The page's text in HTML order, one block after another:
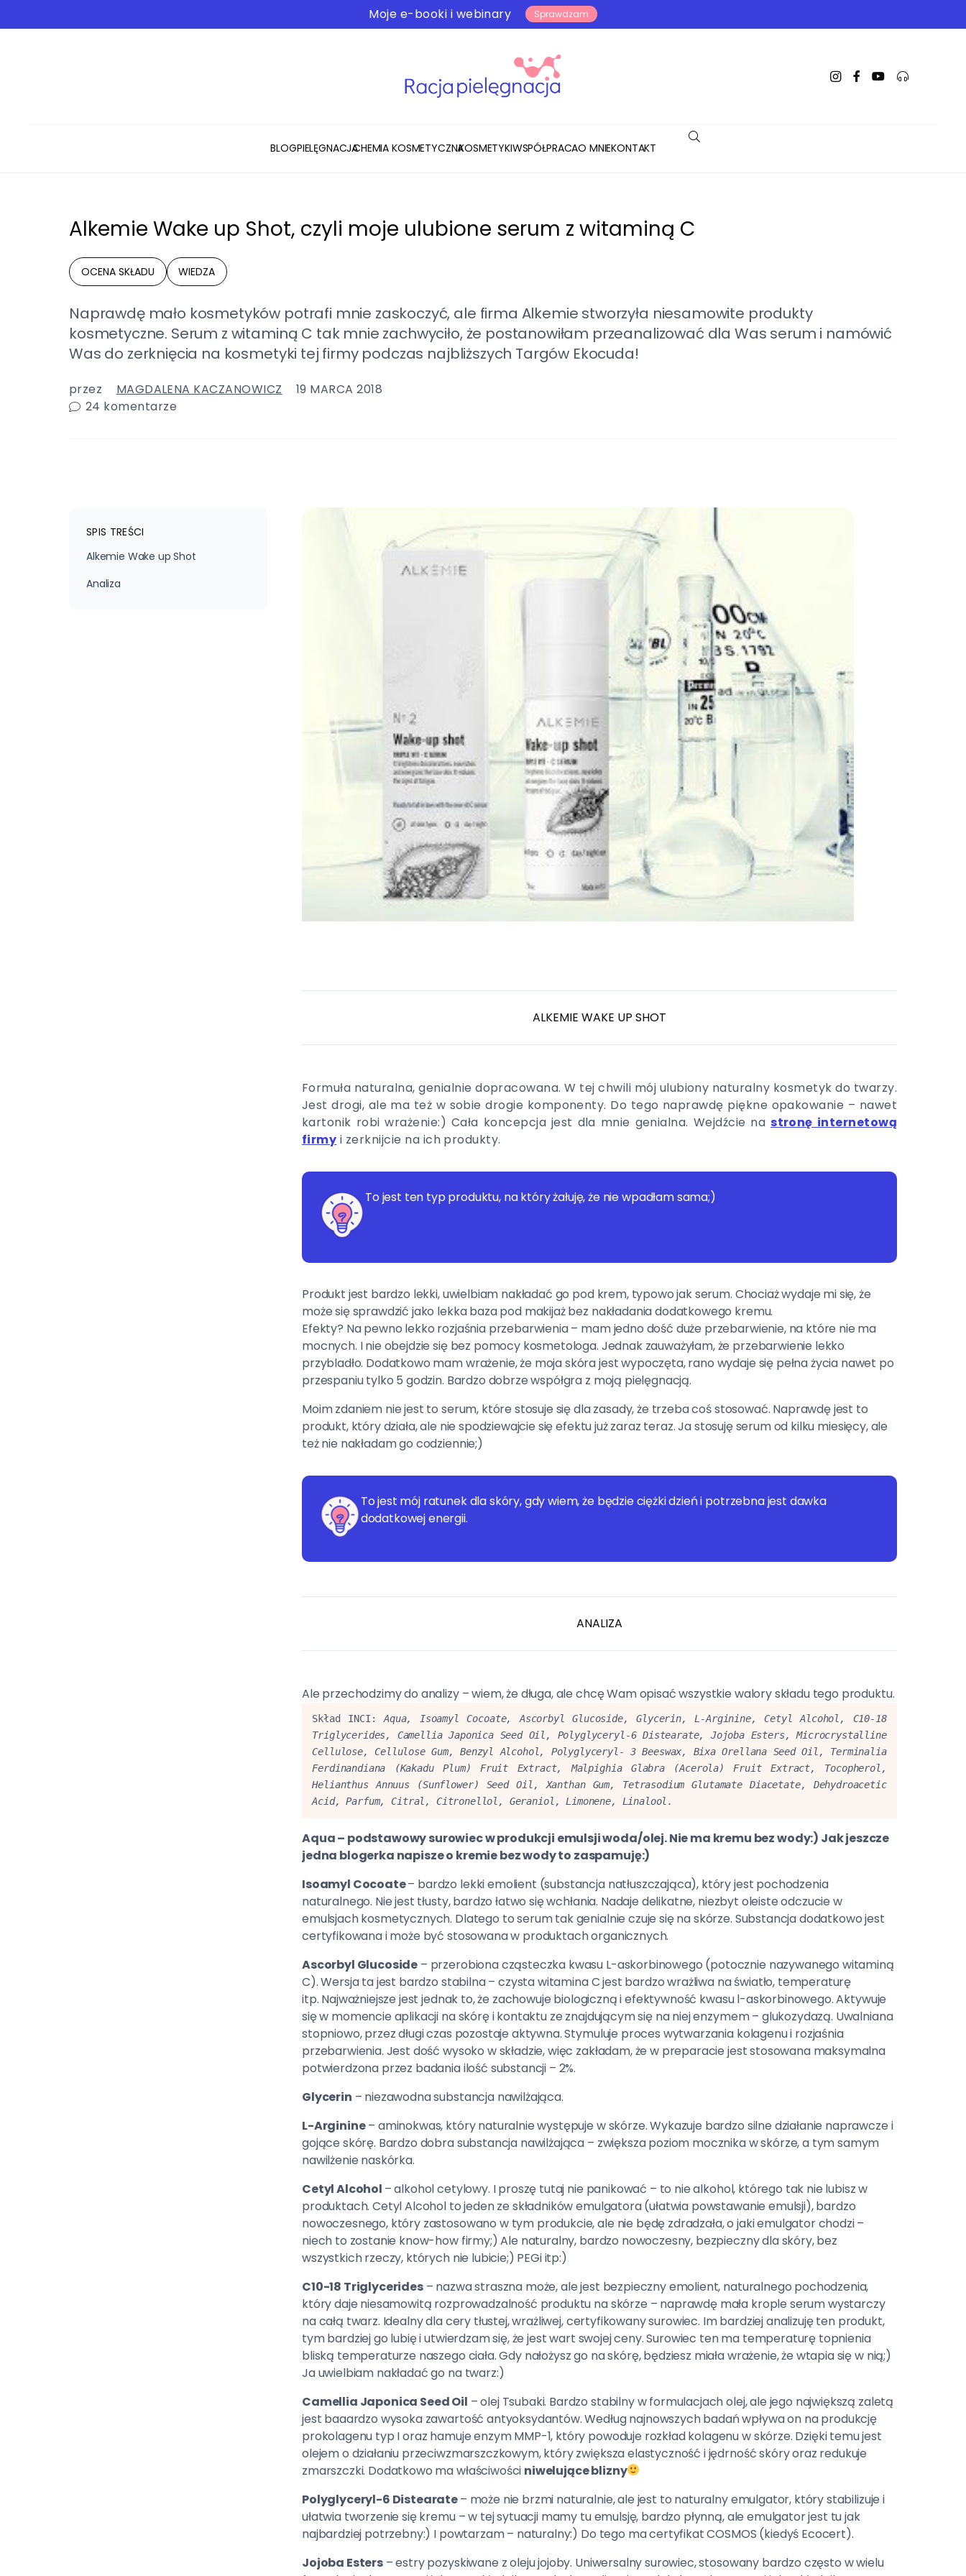
Moje e-booki i webinary Sprawdzam
BLOGPIELĘGNACJACHEMIA KOSMETYCZNAKOSMETYKIWSPÓŁPRACAO MNIEKONTAKT
Alkemie Wake up Shot, czyli moje ulubione serum z witaminą C
OCENA SKŁADU WIEDZA
Naprawdę mało kosmetyków potrafi mnie zaskoczyć, ale firma Alkemie stworzyła niesamowite produkty
kosmetyczne. Serum z witaminą C tak mnie zachwyciło, że postanowiłam przeanalizować dla Was serum i namówić
Was do zerknięcia na kosmetyki tej firmy podczas najbliższych Targów Ekocuda!
przez MAGDALENA KACZANOWICZ
19 MARCA 2018
24 komentarze
SPIS TREŚCI
Alkemie Wake up Shot
Analiza
ALKEMIE WAKE UP SHOT
Formuła naturalna, genialnie dopracowana. W tej chwili mój ulubiony naturalny kosmetyk do twarzy.
Jest drogi, ale ma też w sobie drogie komponenty. Do tego naprawdę piękne opakowanie – nawet
kartonik robi wrażenie:) Cała koncepcja jest dla mnie genialna. Wejdźcie na stronę internetową
firmy i zerknijcie na ich produkty.
To jest ten typ produktu, na który żałuję, że nie wpadłam sama;)
Produkt jest bardzo lekki, uwielbiam nakładać go pod krem, typowo jak serum. Chociaż wydaje mi się, że
może się sprawdzić jako lekka baza pod makijaż bez nakładania dodatkowego kremu.
Efekty? Na pewno lekko rozjaśnia przebarwienia – mam jedno dość duże przebarwienie, na które nie ma
mocnych. I nie obejdzie się bez pomocy kosmetologa. Jednak zauważyłam, że przebarwienie lekko
przybladło. Dodatkowo mam wrażenie, że moja skóra jest wypoczęta, rano wydaje się pełna życia nawet po
przespaniu tylko 5 godzin. Bardzo dobrze współgra z moją pielęgnacją.
Moim zdaniem nie jest to serum, które stosuje się dla zasady, że trzeba coś stosować. Naprawdę jest to
produkt, który działa, ale nie spodziewajcie się efektu już zaraz teraz. Ja stosuję serum od kilku miesięcy, ale
też nie nakładam go codziennie;)
To jest mój ratunek dla skóry, gdy wiem, że będzie ciężki dzień i potrzebna jest dawka
dodatkowej energii.
ANALIZA
Ale przechodzimy do analizy – wiem, że długa, ale chcę Wam opisać wszystkie walory składu tego produktu.
Skład INCI: Aqua, Isoamyl Cocoate, Ascorbyl Glucoside, Glycerin, L-Arginine, Cetyl Alcohol, C10-18
Triglycerides, Camellia Japonica Seed Oil, Polyglyceryl-6 Distearate, Jojoba Esters, Microcrystalline
Cellulose, Cellulose Gum, Benzyl Alcohol, Polyglyceryl- 3 Beeswax, Bixa Orellana Seed Oil, Terminalia
Ferdinandiana (Kakadu Plum) Fruit Extract, Malpighia Glabra (Acerola) Fruit Extract, Tocopherol,
Helianthus Annuus (Sunflower) Seed Oil, Xanthan Gum, Tetrasodium Glutamate Diacetate, Dehydroacetic
Acid, Parfum, Citral, Citronellol, Geraniol, Limonene, Linalool.
Aqua– podstawowy surowiec w produkcji emulsji woda/olej. Nie ma kremu bez wody:) Jak jeszcze
jedna blogerka napisze o kremie bez wody to zaspamuję:)
Isoamyl Cocoate– bardzo lekki emolient (substancja natłuszczająca), który jest pochodzenia
naturalnego. Nie jest tłusty, bardzo łatwo się wchłania. Nadaje delikatne, niezbyt oleiste odczucie w
emulsjach kosmetycznych. Dlatego to serum tak genialnie czuje się na skórze. Substancja dodatkowo jest
certyfikowana i może być stosowana w produktach organicznych.
Ascorbyl Glucoside – przerobiona cząsteczka kwasu L-askorbinowego (potocznie nazywanego witaminą
C). Wersja ta jest bardzo stabilna – czysta witamina C jest bardzo wrażliwa na światło, temperaturę
itp. Najważniejsze jest jednak to, że zachowuje biologiczną i efektywność kwasu l-askorbinowego. Aktywuje
się w momencie aplikacji na skórę i kontaktu ze znajdującym się na niej enzymem – glukozydazą. Uwalniana
stopniowo, przez długi czas pozostaje aktywna. Stymuluje proces wytwarzania kolagenu i rozjaśnia
przebarwienia. Jest dość wysoko w składzie, więc zakładam, że w preparacie jest stosowana maksymalna
potwierdzona przez badania ilość substancji – 2%.
Glycerin – niezawodna substancja nawilżająca.
L-Arginine– aminokwas, który naturalnie występuje w skórze. Wykazuje bardzo silne działanie naprawcze i
gojące skórę. Bardzo dobra substancja nawilżająca – zwiększa poziom mocznika w skórze, a tym samym
nawilżenie naskórka.
Cetyl Alcohol – alkohol cetylowy. I proszę tutaj nie panikować – to nie alkohol, którego tak nie lubisz w
produktach. Cetyl Alcohol to jeden ze składników emulgatora (ułatwia powstawanie emulsji), bardzo
nowoczesnego, który zastosowano w tym produkcie, ale nie będę zdradzała, o jaki emulgator chodzi –
niech to zostanie know-how firmy;) Ale naturalny, bardzo nowoczesny, bezpieczny dla skóry, bez
wszystkich rzeczy, których nie lubicie;) PEGi itp:)
C10-18 Triglycerides – nazwa straszna może, ale jest bezpieczny emolient, naturalnego pochodzenia,
który daje niesamowitą rozprowadzalność produktu na skórze – naprawdę mała krople serum wystarczy
na całą twarz. Idealny dla cery tłustej, wrażliwej, certyfikowany surowiec. Im bardziej analizuję ten produkt,
tym bardziej go lubię i utwierdzam się, że jest wart swojej ceny. Surowiec ten ma temperaturę topnienia
bliską temperaturze naszego ciała. Gdy nałożysz go na skórę, będziesz miała wrażenie, że wtapia się w nią;)
Ja uwielbiam nakładać go na twarz:)
Camellia Japonica Seed Oil – olej Tsubaki. Bardzo stabilny w formulacjach olej, ale jego największą zaletą
jest baaardzo wysoka zawartość antyoksydantów. Według najnowszych badań wpływa on na produkcję
prokolagenu typ I oraz hamuje enzym MMP-1, który powoduje rozkład kolagenu w skórze. Dzięki temu jest
olejem o działaniu przeciwzmarszczkowym, który zwiększa elastyczność i jędrność skóry oraz redukuje
zmarszczki. Dodatkowo ma właściwości niwelujące blizny
Polyglyceryl-6 Distearate– może nie brzmi naturalnie, ale jest to naturalny emulgator, który stabilizuje i
ułatwia tworzenie się kremu – w tej sytuacji mamy tu emulsję, bardzo płynną, ale emulgator jest tu jak
najbardziej potrzebny:) I powtarzam – naturalny:) Do tego ma certyfikat COSMOS (kiedyś Ecocert).
Jojoba Esters – estry pozyskiwane z oleju jojoby. Uniwersalny surowiec, stosowany bardzo często w wielu